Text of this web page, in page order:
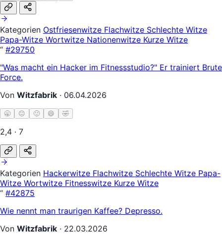
Kategorien Ostfriesenwitze Flachwitze Schlechte Witze
Papa-Witze Wortwitze Nationenwitze Kurze Witze
“ #29750
"Was macht ein Hacker im Fitnessstudio?" Er trainiert Brute
Force.
Von Witzfabrik · 06.04.2026
🥱 😐 🙂 😄 🤣
2,4 · 7
Kategorien Hackerwitze Flachwitze Schlechte Witze Papa-
Witze Wortwitze Fitnesswitze Kurze Witze
“ #42875
Wie nennt man traurigen Kaffee? Depresso.
Von Witzfabrik · 22.03.2026